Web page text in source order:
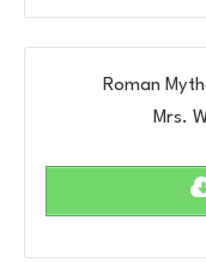
Roman
Mrs.